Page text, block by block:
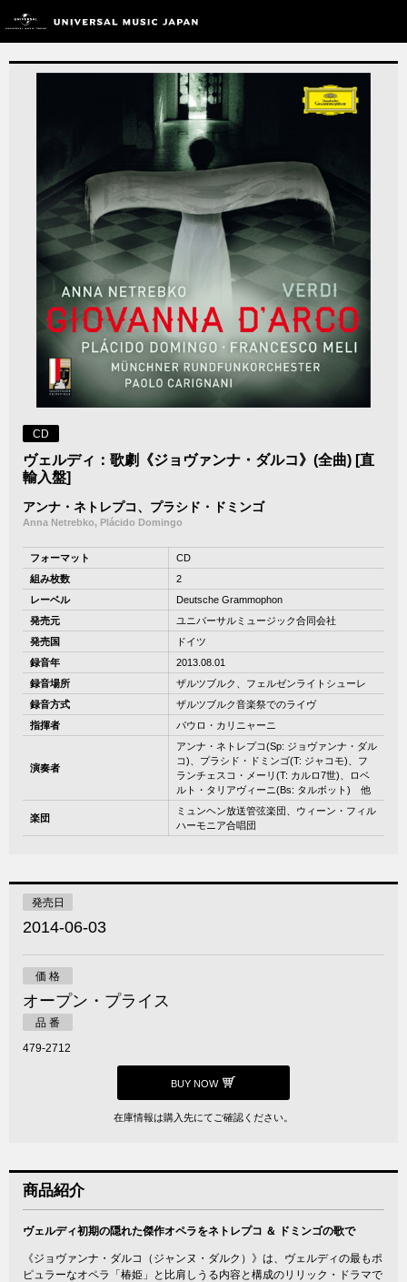
CD
ヴェルディ：歌劇《ジョヴァンナ・ダルコ》(全曲) [直
輸入盤]
アンナ・ネトレプコ、プラシド・ドミンゴ
Anna Netrebko, Plácido Domingo
フォーマット
CD
組み枚数
2
レーベル
Deutsche Grammophon
発売元
ユニバーサルミュージック合同会社
発売国
ドイツ
録音年
2013.08.01
録音場所
ザルツブルク、フェルゼンライトシューレ
録音方式
ザルツブルク音楽祭でのライヴ
指揮者
パウロ・カリニャーニ
演奏者
アンナ・ネトレプコ(Sp: ジョヴァンナ・ダル
コ)、プラシド・ドミンゴ(T: ジャコモ)、フ
ランチェスコ・メーリ(T: カルロ7世)、ロベ
ルト・タリアヴィーニ(Bs: タルボット) 他
楽団
ミュンヘン放送管弦楽団、ウィーン・フィル
ハーモニア合唱団
発売日
2014-06-03
価 格
オープン・プライス
品 番
479-2712
BUY NOW
在庫情報は購入先にてご確認ください。
商品紹介
ヴェルディ初期の隠れた傑作オペラをネトレプコ ＆ ドミンゴの歌で
《ジョヴァンナ・ダルコ（ジャンヌ・ダルク）》は、ヴェルディの最もポ
ピュラーなオペラ「椿姫」と比肩しうる内容と構成のリリック・ドラマで